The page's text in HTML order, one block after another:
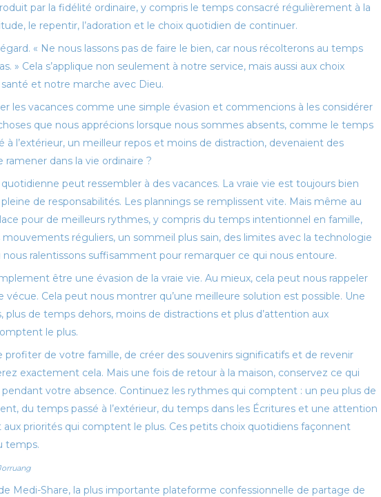
par la fidélité ordinaire, y compris le temps consacré régulièrement à la
le repentir, l’adoration et le choix quotidien de continuer.
« Ne nous lassons pas de faire le bien, car nous récolterons au temps
» Cela s’applique non seulement à notre service, mais aussi aux choix
et notre marche avec Dieu.
les vacances comme une simple évasion et commencions à les considérer
que nous apprécions lorsque nous sommes absents, comme le temps
à l’extérieur, un meilleur repos et moins de distraction, devenaient des
dans la vie ordinaire ?
peut ressembler à des vacances. La vraie vie est toujours bien
de responsabilités. Les plannings se remplissent vite. Mais même au
pour de meilleurs rythmes, y compris du temps intentionnel en famille,
réguliers, un sommeil plus sain, des limites avec la technologie
ralentissons suffisamment pour remarquer ce qui nous entoure.
être une évasion de la vraie vie. Au mieux, cela peut nous rappeler
Cela peut nous montrer qu’une meilleure solution est possible. Une
plus de temps dehors, moins de distractions et plus d’attention aux
le plus.
profiter de votre famille, de créer des souvenirs significatifs et de revenir
exactement cela. Mais une fois de retour à la maison, conservez ce qui
votre absence. Continuez les rythmes qui comptent : un peu plus de
du temps passé à l’extérieur, du temps dans les Écritures et une attention
priorités qui comptent le plus. Ces petits choix quotidiens façonnent
temps.
Medi-Share, la plus importante plateforme confessionnelle de partage de